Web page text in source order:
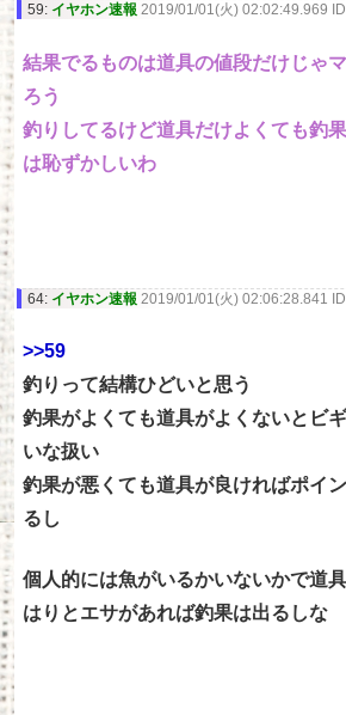
59: イヤホン速報 2019/01/01(火) 02:02:49.969
結果でるものは道具の値段だけじゃ
ろう
釣りしてるけど道具だけよくても釣
は恥ずかしいわ
64: イヤホン速報 2019/01/01(火) 02:06:28.841
>>59
釣りって結構ひどいと思う
釣果がよくても道具がよくないとビ
いな扱い
釣果が悪くても道具が良ければポイ
るし
個人的には魚がいるかいないかで道
はりとエサがあれば釣果は出るしな